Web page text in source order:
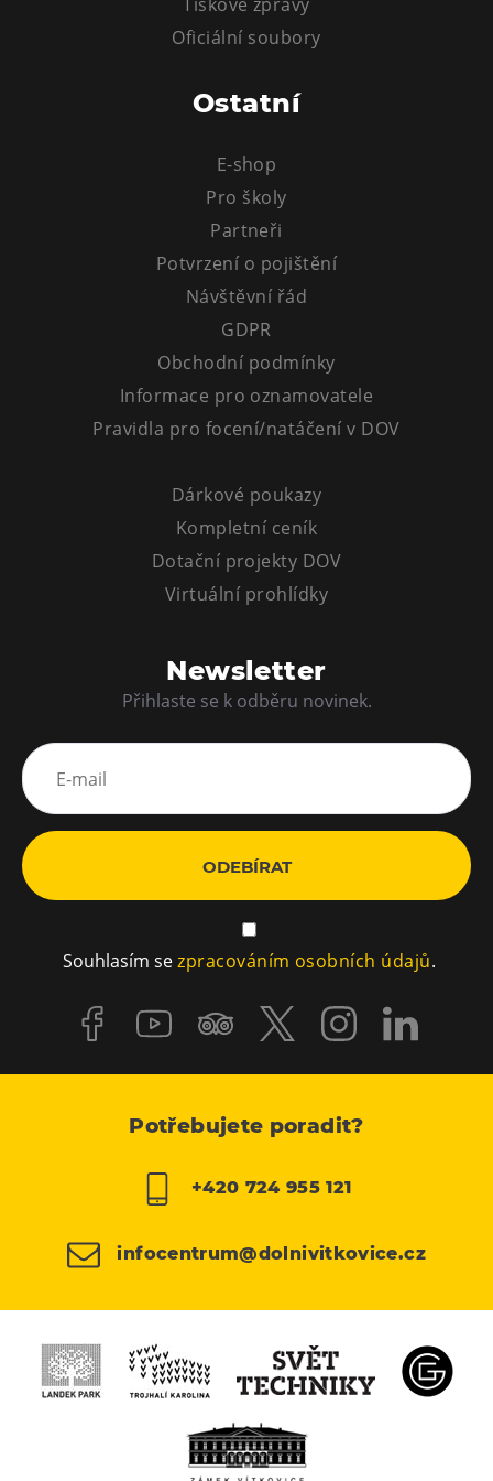
Tematické dárkové poukazy
Oficiální soubory
Ostatní
E-shop
Pro školy
Partneři
Potvrzení o pojištění
Návštěvní řád
GDPR
Obchodní podmínky
Informace pro oznamovatele
Pravidla pro focení/natáčení v DOV
Dárkové poukazy
Kompletní ceník
Dotační projekty DOV
Virtuální prohlídky
Newsletter
Přihlaste se k odběru novinek.
ODEBÍRAT
Souhlasím sezpracováním osobních údajů.
Potřebujete poradit?
+420 724 955 121
infocentrum@dolnivitkovice.cz